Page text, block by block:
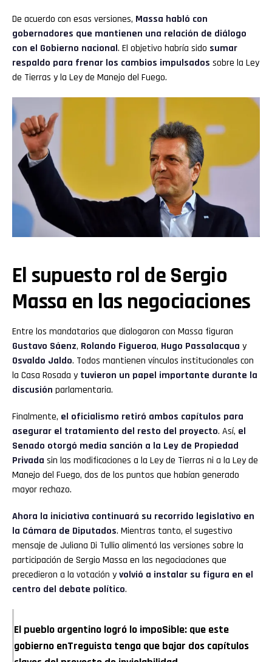
De acuerdo con esas versiones, Massa habló con
gobernadores que mantienen una relación de diálogo
con el Gobierno nacional. El objetivo habría sido sumar
respaldo para frenar los cambios impulsados sobre la Ley
de Tierras y la Ley de Manejo del Fuego.
El supuesto rol de Sergio
Massa en las negociaciones
Entre los mandatarios que dialogaron con Massa figuran
Gustavo Sáenz, Rolando Figueroa, Hugo Passalacqua y
Osvaldo Jaldo. Todos mantienen vínculos institucionales con
la Casa Rosada y tuvieron un papel importante durante la
discusión parlamentaria.
Finalmente, el oficialismo retiró ambos capítulos para
asegurar el tratamiento del resto del proyecto. Así, el
Senado otorgó media sanción a la Ley de Propiedad
Privada sin las modificaciones a la Ley de Tierras ni a la Ley de
Manejo del Fuego, dos de los puntos que habían generado
mayor rechazo.
Ahora la iniciativa continuará su recorrido legislativo en
la Cámara de Diputados. Mientras tanto, el sugestivo
mensaje de Juliana Di Tullio alimentó las versiones sobre la
participación de Sergio Massa en las negociaciones que
precedieron a la votación yvolvió a instalar su figura en el
centro del debate político.
El pueblo argentino logró lo impoSible: que este
gobierno enTreguista tenga que bajar dos capítulos